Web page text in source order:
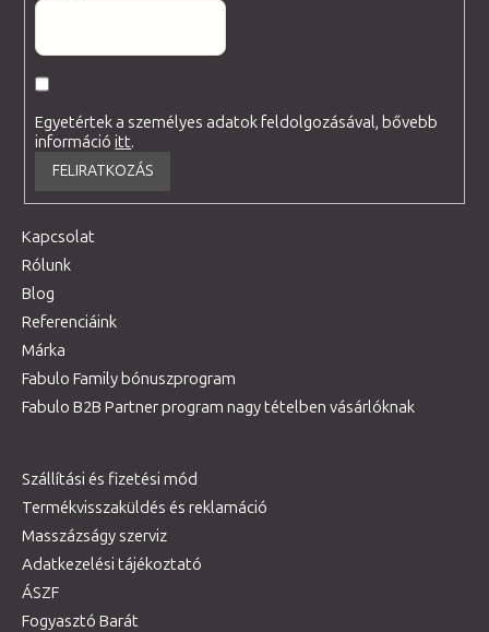
Egyetértek a személyes adatok feldolgozásával, bővebb
információitt.
FELIRATKOZÁS
Kapcsolat
Rólunk
Blog
Referenciáink
Márka
Fabulo Family bónuszprogram
Fabulo B2B Partner program nagy tételben vásárlóknak
Szállítási és fizetési mód
Termékvisszaküldés és reklamáció
Masszázságy szerviz
Adatkezelési tájékoztató
ÁSZF
Fogyasztó Barát